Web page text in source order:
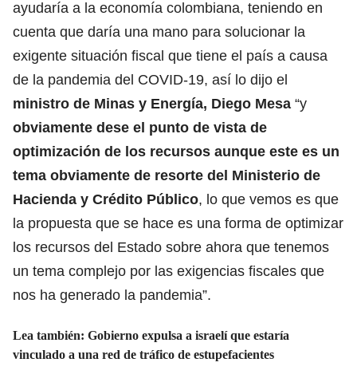
ayudaría a la economía colombiana, teniendo en
cuenta que daría una mano para solucionar la
exigente situación fiscal que tiene el país a causa
de la pandemia del COVID-19, así lo dijo el
ministro de Minas y Energía, Diego Mesa “y
obviamente dese el punto de vista de
optimización de los recursos aunque este es un
tema obviamente de resorte del Ministerio de
Hacienda y Crédito Público, lo que vemos es que
la propuesta que se hace es una forma de optimizar
los recursos del Estado sobre ahora que tenemos
un tema complejo por las exigencias fiscales que
nos ha generado la pandemia”.
Lea también: Gobierno expulsa a israelí que estaría
vinculado a una red de tráfico de estupefacientes